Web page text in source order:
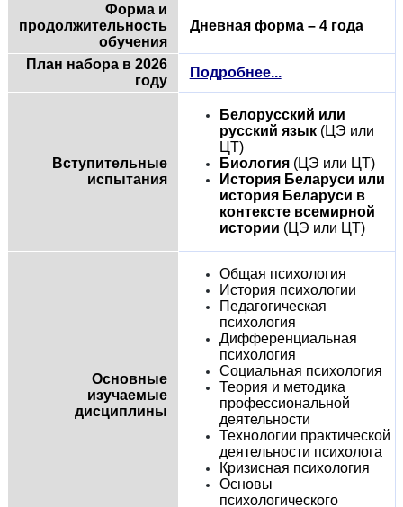
Форма и
продолжительность
обучения
Дневная форма – 4 года
План набора в 2026
году
Подробнее...
Вступительные
испытания
Белорусский или
русский язык (ЦЭ или
ЦТ)
Биология (ЦЭ или ЦТ)
История Беларуси или
история Беларуси в
контексте всемирной
истории (ЦЭ или ЦТ)
Основные
изучаемые
дисциплины
Общая психология
История психологии
Педагогическая
психология
Дифференциальная
психология
Социальная психология
Теория и методика
профессиональной
деятельности
Технологии практической
деятельности психолога
Кризисная психология
Основы
психологического